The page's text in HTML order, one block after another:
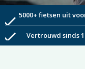
check5000+ fietsen uit
check Vertrouwd sinds